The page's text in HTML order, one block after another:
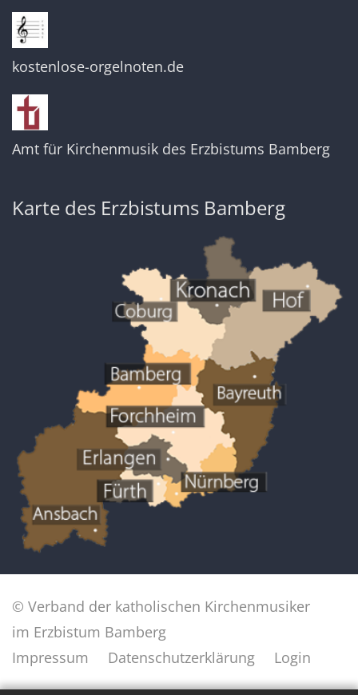
kostenlose-orgelnoten.de
Amt für Kirchenmusik des Erzbistums Bamberg
Karte des Erzbistums Bamberg
© Verband der katholischen Kirchenmusiker
im Erzbistum Bamberg
Impressum
Datenschutzerklärung Login